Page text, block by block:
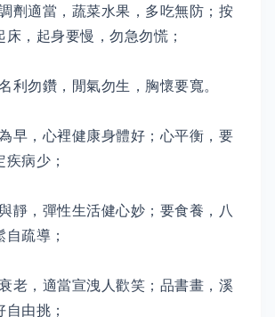
劑適當，蔬菜水果，多吃無防；按
床，起身要慢，勿急勿慌；
利勿鑽，閒氣勿生，胸懷要寬。
早，心裡健康身體好；心平衡，要
病少；
靜，彈性生活健心妙；要食養，八
疏導；
老，適當宣洩人歡笑；品書畫，溪
由挑；